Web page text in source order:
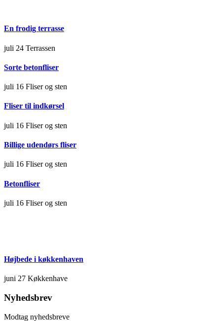
En frodig terrasse
juli 24 Terrassen
Sorte betonfliser
juli 16 Fliser og sten
Fliser til indkørsel
juli 16 Fliser og sten
Billige udendørs fliser
juli 16 Fliser og sten
Betonfliser
juli 16 Fliser og sten
Højbede i køkkenhaven
juni 27 Køkkenhave
Nyhedsbrev
Modtag nyhedsbreve